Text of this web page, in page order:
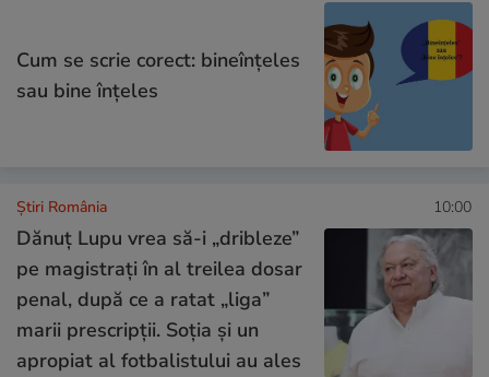
Cum se scrie corect: bineînțeles
sau bine înțeles
Știri România 10:00
Dănuț Lupu vrea să-i „dribleze”
pe magistrați în al treilea dosar
penal, după ce a ratat „liga”
marii prescripții. Soția și un
apropiat al fotbalistului au ales